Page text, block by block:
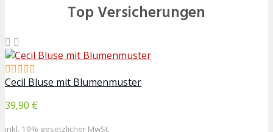
Top Versicherungen
Cecil Bluse mit Blumenmuster
39,90 €
inkl. 19% gesetzlicher MwSt.